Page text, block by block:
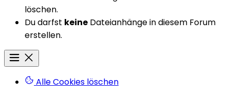
löschen.
Du darfst keine Dateianhänge in diesem Forum
erstellen.
Alle Cookies löschen